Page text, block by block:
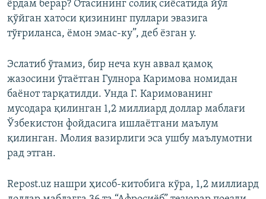
ёрдам берар? Отасининг солиқ сиёсатида йўл
қўйган хатоси қизининг пуллари эвазига
тўғриланса, ёмон эмас-ку”, деб ёзган у.
Эслатиб ўтамиз, бир неча кун аввал қамоқ
жазосини ўтаётган Гулнора Каримова номидан
баёнот тарқатилди. Унда Г. Каримованинг
мусодара қилинган 1,2 миллиард доллар маблағи
Ўзбекистон фойдасига ишлаётгани маълум
қилинган. Молия вазирлиги эса ушбу маълумотни
рад этган.
Repost.uz нашри ҳисоб-китобига кўра, 1,2 миллиард